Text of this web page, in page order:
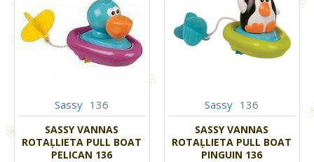
Sassy 136
SASSY VANNAS
ROTAĻLIETA PULL BOAT
PELICAN 136
Sassy 136
SASSY VANNAS
ROTAĻLIETA PULL BOAT
PINGUIN 136